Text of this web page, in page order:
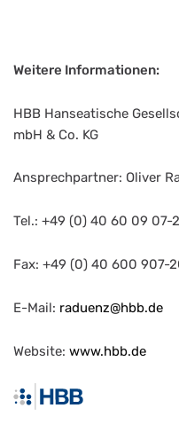
Weitere Informationen:
HBB Hanseatische
mbH & Co. KG
Ansprechpartner: Oliver
Tel.: +49 (0) 40 60 09 07-
Fax: +49 (0) 40 600 907-
E-Mail: raduenz@hbb.de
Website:www.hbb.de